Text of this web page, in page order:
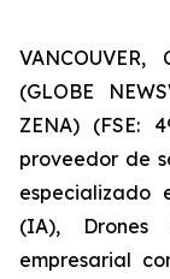
(GLOBE
ZENA) (FSE:
proveedor de
especializado
(IA), Drones
empresarial